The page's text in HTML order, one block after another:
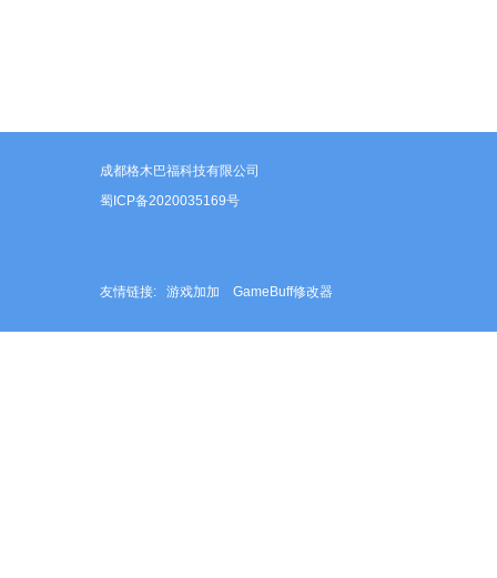
成都格木巴福科技有限公司
蜀ICP备2020035169号
友情链接: 游戏加加 GameBuff修改器